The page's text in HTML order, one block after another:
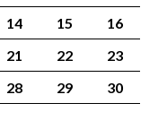
14 15
16
21 22
23
28 29
30